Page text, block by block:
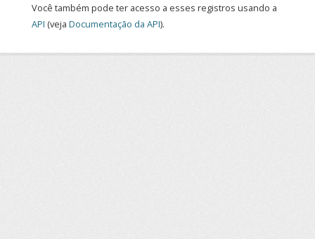
Você também pode ter acesso a esses registros usando a
API (veja Documentação da API).